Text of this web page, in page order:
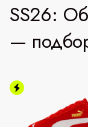
SS26:
—